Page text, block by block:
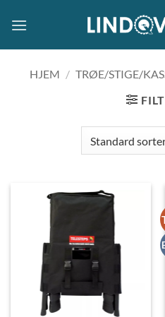
HJEM / TRØE/STIGE/